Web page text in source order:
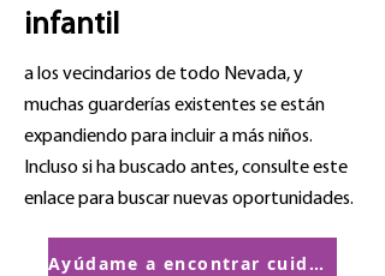
infantil
a los vecindarios de todo Nevada, y
muchas guarderías existentes se están
expandiendo para incluir a más niños.
Incluso si ha buscado antes, consulte este
enlace para buscar nuevas oportunidades.
Ayúdame a encontrar cuidado infantil